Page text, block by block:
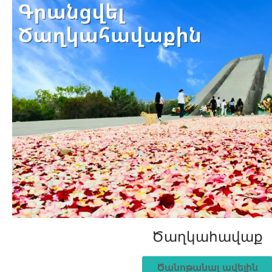
Ծաղկահավաք
Ծանոթանալ ավելին